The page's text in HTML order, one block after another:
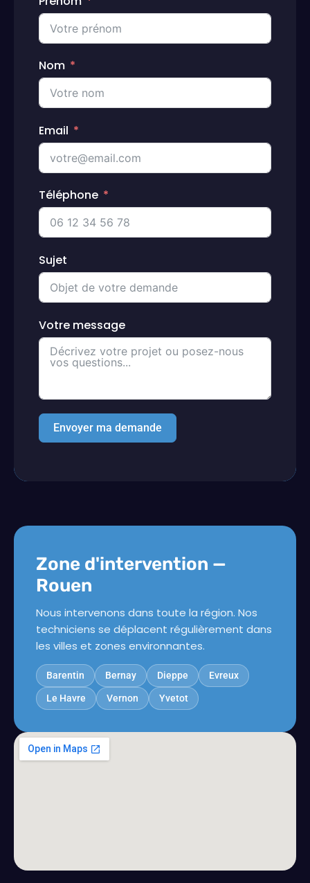
Nom
Email
Téléphone
Sujet
Votre message
Envoyer ma demande
Zone d'intervention —
Rouen
Nous intervenons dans toute la région. Nos
techniciens se déplacent régulièrement dans
les villes et zones environnantes.
Barentin Bernay Dieppe Evreux
Le Havre Vernon Yvetot